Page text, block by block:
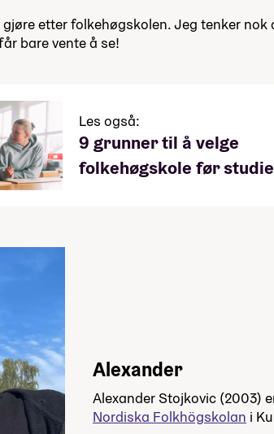
etter folkehøgskolen. Jeg tenker
bare vente å se!
Les også:
9 grunner til å velge
folkehøgskole før
Alexander
Alexander Stojkovic (2003)
Nordiska Folkhögskolan i